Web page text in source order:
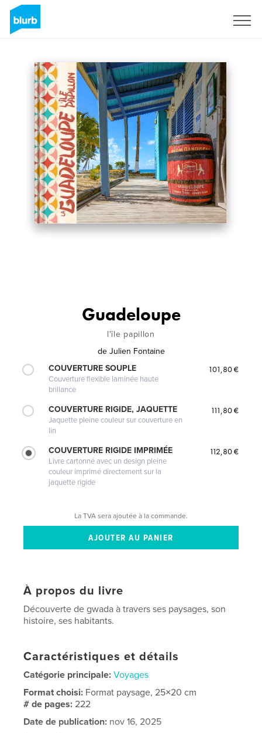
Guadeloupe
l'île papillon
de Julien Fontaine
COUVERTURE SOUPLE
Couverture flexible laminée haute
brillance
101,80 €
COUVERTURE RIGIDE, JAQUETTE
Jaquette pleine couleur sur couverture en
lin
111,80 €
COUVERTURE RIGIDE IMPRIMÉE
Livre cartonné avec un design pleine
couleur imprimé directement sur la
jaquette rigide
112,80 €
La TVA sera ajoutée à la commande.
À propos du livre
Découverte de gwada à travers ses paysages, son
histoire, ses habitants.
Caractéristiques et détails
Catégorie principale: Voyages
Format choisi: Format paysage, 25×20 cm
# de pages:222
Date de publication: nov 16, 2025